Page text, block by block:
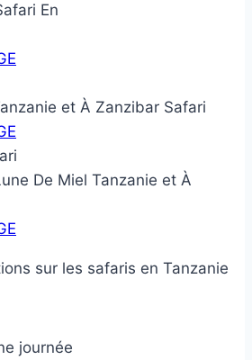
En
et À Zanzibar Safari
De Miel Tanzanie et À
sur les safaris en Tanzanie
journée